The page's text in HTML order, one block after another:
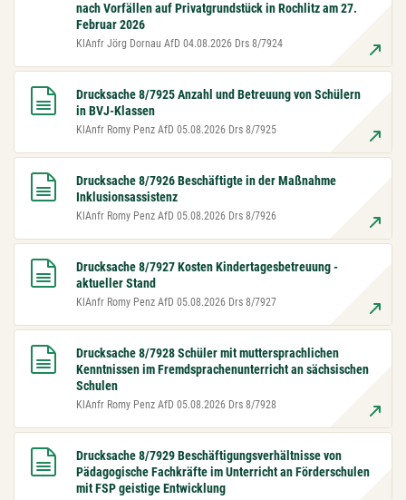
nach Vorfällen auf Privatgrundstück in Rochlitz am 27.
Februar 2026
KlAnfr Jörg Dornau AfD 04.08.2026 Drs 8/7924
Drucksache 8/7925 Anzahl und Betreuung von Schülern
in BVJ-Klassen
KlAnfr Romy Penz AfD 05.08.2026 Drs 8/7925
Drucksache 8/7926 Beschäftigte in der Maßnahme
Inklusionsassistenz
KlAnfr Romy Penz AfD 05.08.2026 Drs 8/7926
Drucksache 8/7927 Kosten Kindertagesbetreuung -
aktueller Stand
KlAnfr Romy Penz AfD 05.08.2026 Drs 8/7927
Drucksache 8/7928 Schüler mit muttersprachlichen
Kenntnissen im Fremdsprachenunterricht an sächsischen
Schulen
KlAnfr Romy Penz AfD 05.08.2026 Drs 8/7928
Drucksache 8/7929 Beschäftigungsverhältnisse von
Pädagogische Fachkräfte im Unterricht an Förderschulen
mit FSP geistige Entwicklung